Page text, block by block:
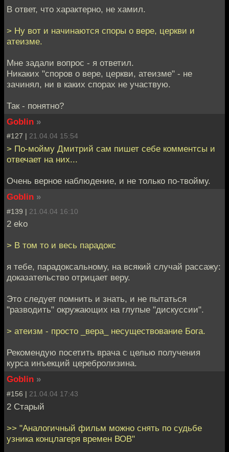
В ответ, что характерно, не хамил.
> Ну вот и начинаются споры о вере, церкви и
атеизме.
Мне задали вопрос - я ответил.
Никаких "споров о вере, церкви, атеизме" - не
зачинял, ни в каких спорах не участвую.
Так - понятно?
Goblin »
#127 | 21.04.04 15:54
> По-мойму Дмитрий сам пишет себе комментсы и
отвечает на них...
Очень верное наблюдение, и не только по-твойму.
Goblin »
#139 | 21.04.04 16:10
2 eko
> В том то и весь парадокс
я тебе, парадоксальному, на всякий случай рассажу:
доказательство отрицает веру.
Это следует помнить и знать, и не пытаться
"разводить" окружающих на глупые "дискуссии".
> атеизм - просто _вера_ несуществование Бога.
Рекомендую посетить врача с целью получения
курса инъекций церебролизина.
Goblin »
#156 | 21.04.04 17:43
2 Старый
>> "Аналогичный фильм можно снять по судьбе
узника концлагеря времен ВОВ"